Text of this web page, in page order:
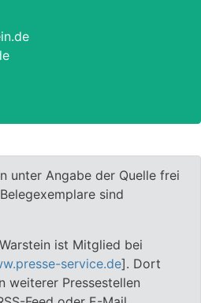
unter Angabe der Quelle frei
sind
ist Mitglied bei
service.de]. Dort
weiterer Pressestellen